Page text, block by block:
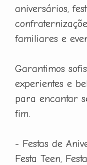
aniversários,
familiares e
Garantimos
experientes e
para encantar
fim.
- Festas de
Festa Teen,